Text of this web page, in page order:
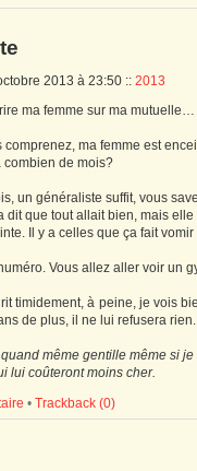
2013 à 23:50 :: 2013
ma femme sur ma mutuelle…
ma femme est
de mois?
un généraliste suffit, vous
que tout allait bien, mais elle
Il y a celles que ça fait
Vous allez aller voir un
timidement, à peine, je vois
de plus, il ne lui refusera rien.
même gentille même si
lui coûteront moins cher.
• Trackback (0)